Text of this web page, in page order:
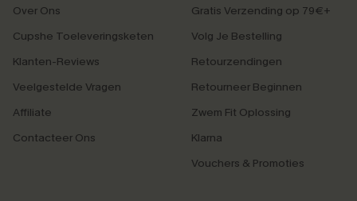
Over Ons
Cupshe Toeleveringsketen
Klanten-Reviews
Veelgestelde Vragen
Affiliate
Contacteer Ons
Gratis Verzending op 79€+
Volg Je Bestelling
Retourzendingen
Retourneer Beginnen
Zwem Fit Oplossing
Klarna
Vouchers & Promoties